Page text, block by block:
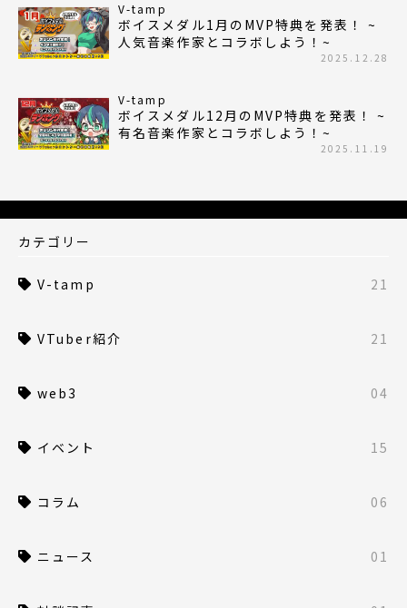
V-tamp
ボイスメダル1月のMVP特典を発表！ ~
人気音楽作家とコラボしよう！~
2025.12.28
V-tamp
ボイスメダル12月のMVP特典を発表！ ~
有名音楽作家とコラボしよう！~
2025.11.19
カテゴリー
V-tamp 21
VTuber紹介 21
web3 04
イベント 15
コラム 06
ニュース 01